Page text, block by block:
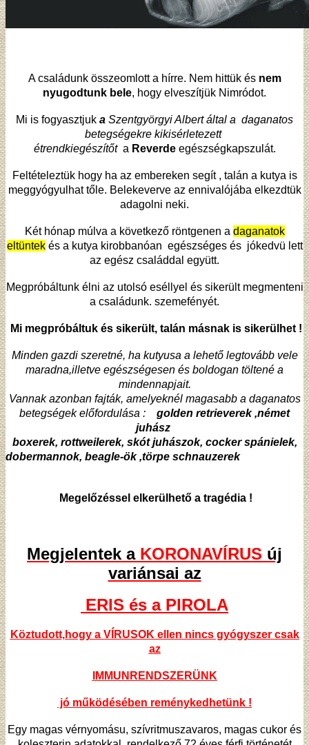
A családunk összeomlott a hírre. Nem hittük és nem
nyugodtunk bele, hogy elveszítjük Nimródot.
Mi is fogyasztjuk a Szentgyörgyi Albert által a daganatos
betegségekre kikisérletezett
étrendkiegészítőtaReverde egészségkapszulát.
Feltételeztük hogy ha az embereken segít , talán a kutya is
meggyógyulhat tőle. Belekeverve az ennivalójába elkezdtük
adagolni neki.
Két hónap múlva a következő röntgenen a daganatok
eltüntekés a kutya kirobbanóan egészséges és jókedvü lett
az egész családdal együtt.
Megpróbáltunk élni az utolsó eséllyel és sikerült megmenteni
a családunk. szemefényét.
Mi megpróbáltuk és sikerült, talán másnak is sikerülhet !
Minden gazdi szeretné, ha kutyusa a lehető legtovább vele
maradna,illetve egészségesen és boldogan töltené a
mindennapjait.
Vannak azonban fajták, amelyeknél magasabb a daganatos
betegségek előfordulása :
golden retrieverek ,német
juhász
boxerek, rottweilerek, skót juhászok, cocker spánielek,
dobermannok, beagle-ök ,törpe schnauzerek
Megelőzéssel elkerülhető a tragédia !
Megjelentek aKORONAVÍRUS új
variánsai az
ERIS és a PIROLA
Köztudott,hogy a VÍRUSOK ellen nincs gyógyszer csak
az
IMMUNRENDSZERÜNK
jó működésében reménykedhetünk !
Egy magas vérnyomásu, szívritmuszavaros, magas cukor és